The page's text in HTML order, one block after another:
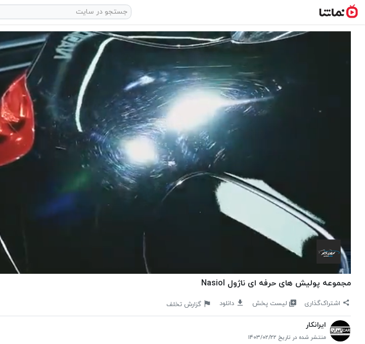
مجموعه پولیش های حرفه ای ناژول Nasiol
اشتراک‌گذاری لیست پخش دانلود گزارش تخلف
ایرانکار
منتشر شده در تاریخ ۱۴۰۳/۰۲/۲۲